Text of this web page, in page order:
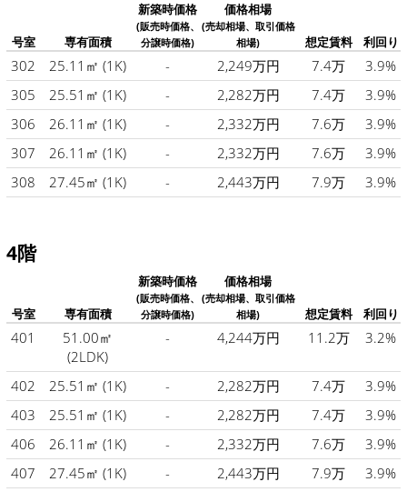
号室 専有面積
新築時価格
(販売時価格、
分譲時価格)
価格相場
(売却相場、取引価格
相場)
想定賃料 利回り
302 25.11㎡ (1K) - 2,249万円 7.4万
3.9%
305
25.51㎡ (1K) - 2,282万円 7.4万
3.9%
306
26.11㎡ (1K) - 2,332万円 7.6万
3.9%
307
26.11㎡ (1K) - 2,332万円 7.6万
3.9%
308
27.45㎡ (1K) - 2,443万円 7.9万 3.9%
4階
号室 専有面積
新築時価格
(販売時価格、
分譲時価格)
価格相場
(売却相場、取引価格
相場)
想定賃料 利回り
401
51.00㎡
(2LDK)
- 4,244万円 11.2万 3.2%
402 25.51㎡ (1K) - 2,282万円 7.4万
3.9%
403
25.51㎡ (1K) - 2,282万円 7.4万
3.9%
406
26.11㎡ (1K) - 2,332万円 7.6万
3.9%
407
27.45㎡ (1K) - 2,443万円 7.9万 3.9%